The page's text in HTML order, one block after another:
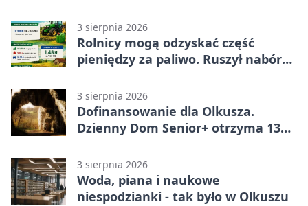
3 sierpnia 2026
Rolnicy mogą odzyskać część
pieniędzy za paliwo. Ruszył nabór
3 sierpnia 2026
Dofinansowanie dla Olkusza.
Dzienny Dom Senior+ otrzyma 134
3 sierpnia 2026
Woda, piana i naukowe
niespodzianki - tak było w Olkuszu